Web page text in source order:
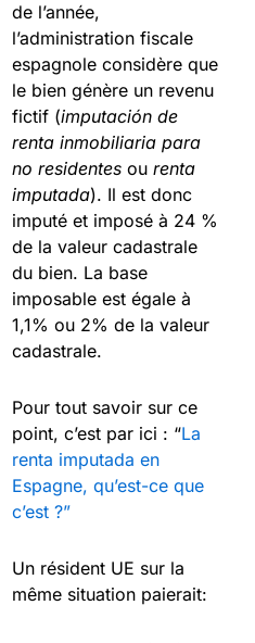
de l’année,
l’administration fiscale
espagnole considère que
le bien génère un revenu
fictif (imputación de
renta inmobiliaria para
no residentes ou renta
imputada). Il est donc
imputé et imposé à 24 %
de la valeur cadastrale
du bien. La base
imposable est égale à
1,1% ou 2% de la valeur
cadastrale.
Pour tout savoir sur ce
point, c’est par ici : “La
renta imputada en
Espagne, qu’est-ce que
c’est ?”
Un résident UE sur la
même situation paierait: